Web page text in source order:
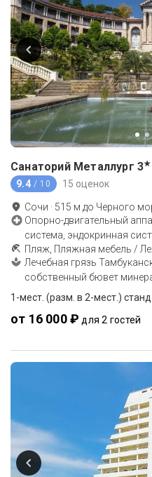
Санаторий Металлург 3★
9.4 / 10 15 оценок
Сочи · 515 м до Черного
Опорно-двигательный
система, эндокринная
Пляж, Пляжная мебель /
Лечебная грязь
собственный бювет
1-мест. (разм. в 2-мест.)
от 16 000 ₽ для 2 гостей